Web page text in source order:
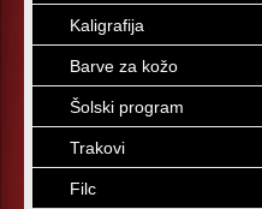
Kaligrafija
Barve za kožo
Šolski program
Trakovi
Filc